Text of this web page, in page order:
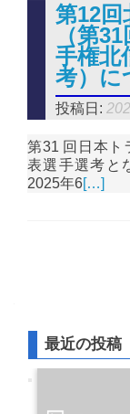
第12回
（第
手権北
考）に
投稿日:
第31 回日本ト
表選手選考と
2025年6[…]
最近の投稿